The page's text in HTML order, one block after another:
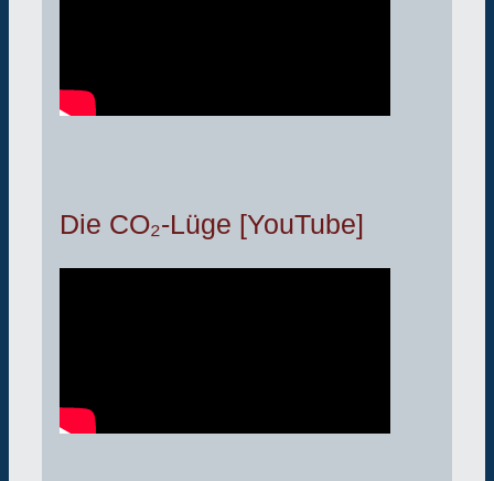
Die CO₂-Lüge [YouTube]